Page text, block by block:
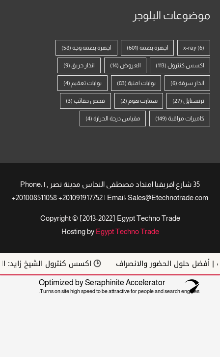
موضوعات البلوجر
x-ray اجهزة بصمة(601) اجهزة بصمة وجة(58)
اكسس كنترول (113) العروض(14) انذار حريق (9)
انذار سرقة (6) بوابات امنية (83) بوابات تعقيم(4)
ترنستايل(27) سمارت هوم(2) فحص حقائب(3)
كاميرات مراقبة(149) مقياس درجة الحرارة (4)
35 شارع افريقيا امتداد مصطفى النحاس مدينة نصر , | Phone:
+201008511058 +201091917752 | Email: Sales@Etechnotrade.com
Copyright © [2013-2022] Egypt Techno Trade
Hosting byEgypt Techno Trade
حلول الحضور والانصراف اكسس كنترول الشيخ زايد: الحل
Optimized by Seraphinite Accelerator
Turns on site high speed to be attractive for people and search engines.